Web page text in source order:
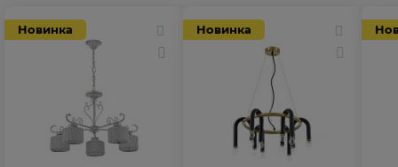
Новинка Новинка